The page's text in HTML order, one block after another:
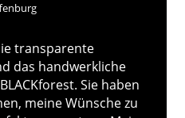
transparente
das handwerkliche
Sie haben
meine Wünsche zu